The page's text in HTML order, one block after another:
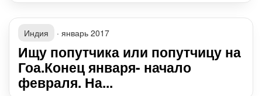
Индия · январь 2017
Ищу попутчика или попутчицу на
Гоа.Конец января- начало
февраля. На...